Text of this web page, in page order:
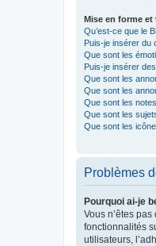
Mise en forme
Qu’est-ce que le
Puis-je insérer du
Que sont les
Puis-je insérer
Que sont les
Que sont les
Que sont les
Que sont les
Que sont les
Problèmes
Pourquoi ai-je
Vous n’êtes
fonctionnalités
utilisateurs,